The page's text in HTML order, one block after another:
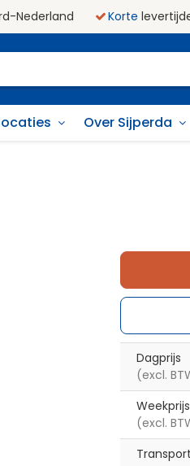
Nederland Korte
Over Sijperda
Dagprijs
(excl.
Weekprijs
(excl.